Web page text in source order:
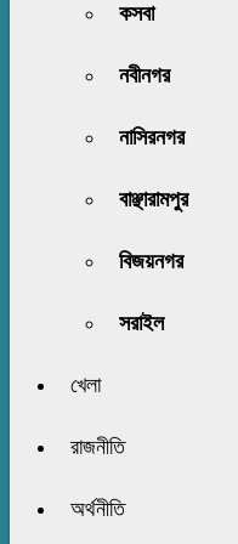
কসবা
নবীনগর
নাসিরনগর
বাঞ্ছারামপুর
বিজয়নগর
সরাইল
খেলা
রাজনীতি
অর্থনীতি